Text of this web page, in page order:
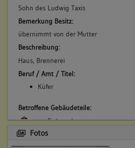
Sohn des Ludwig Taxis
Bemerkung Besitz:
übernimmt von der Mutter
Beschreibung:
Haus, Brennerei
Beruf / Amt / Titel:
Küfer
Betroffene Gebäudeteile:
Erdgeschoss
Obergeschoss(e)
Fotos